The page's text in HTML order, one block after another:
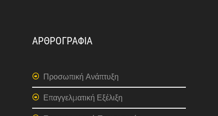
ΑΡΘΡΟΓΡΑΦΙΑ
Προσωπική Ανάπτυξη
Επαγγελματική Εξέλιξη